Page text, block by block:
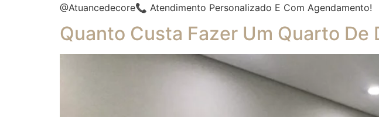
@atuancedecore📞 Atendimento Personalizado E Com Agendamento!
Quanto Custa Fazer Um Quarto De